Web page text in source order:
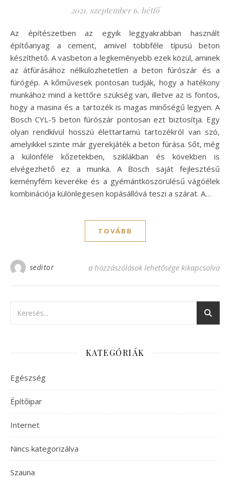
2021. szeptember 6. hétfő
Az építészetben az egyik leggyakrabban használt
építőanyag a cement, amivel többféle típusú beton
készíthető. A vasbeton a legkeményebb ezek közül, aminek
az átfúrásához nélkülözhetetlen a beton fúrószár és a
fúrógép. A kőművesek pontosan tudják, hogy a hatékony
munkához mind a kettőre szükség van, illetve az is fontos,
hogy a masina és a tartozék is magas minőségű legyen. A
Bosch CYL-5 beton fúrószár pontosan ezt biztosítja. Egy
olyan rendkívül hosszú élettartamú tartozékról van szó,
amelyikkel szinte már gyerekjáték a beton fúrása. Sőt, még
a különféle kőzetekben, sziklákban és kövekben is
elvégezhető ez a munka. A Bosch saját fejlesztésű
keményfém keveréke és a gyémántköszörülésű vágóélek
kombinációja különlegesen kopásállóvá teszi a szárat. A…
TOVÁBB
seditor Mindennel megbirkózik a beton fúrószár
a hozzászólások lehetősége kikapcsolva
KATEGÓRIÁK
Egészség
Építőipar
Internet
Nincs kategorizálva
Szauna